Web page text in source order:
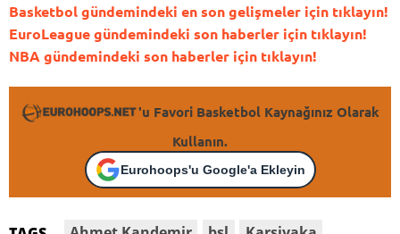
Basketbol gündemindeki en son gelişmeler için tıklayın!
EuroLeague gündemindeki son haberler için tıklayın!
NBA gündemindeki son haberler için tıklayın!
'u Favori Basketbol Kaynağınız Olarak
Kullanın.
Eurohoops'u Google'a Ekleyin